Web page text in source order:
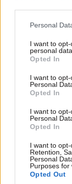
Please note that
not limited to
grant or deny
use your data for
consent section.
Personal
I want to
personal data.
Opted In
I want to
Personal
Opted In
I want to
Personal
Opted In
I want to opt-
Retention,
Personal
Purposes for
Opted Out
Θανάσης
«Σπέκουλα,
ανεπίδεκτες